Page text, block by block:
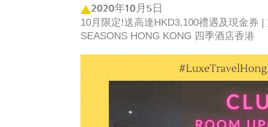
2020年10月5日
10月限定!送高達HKD3,100禮遇及現金券
SEASONS HONG KONG 四季酒店香港